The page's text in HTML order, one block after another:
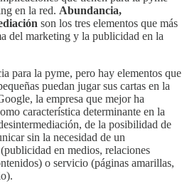
en la red. Abundancia,
son los tres elementos que más
del marketing y la publicidad en la
para la pyme, pero hay elementos que
puedan jugar sus cartas en la
la empresa que mejor ha
característica determinante en la
de la posibilidad de
sin la necesidad de un
en medios, relaciones
o servicio (páginas amarillas,